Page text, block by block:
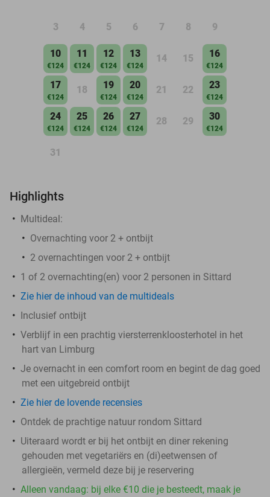
3 4 5 6 7 8 9
10
€124
11
€124
12
€124
13
€124
14 15 16
€124
17
€124
18 19
€124
20
€124
21 22 23
€124
24
€124
25
€124
26
€124
27
€124
28 29 30
€124
31
Highlights
Multideal:
Overnachting voor 2 + ontbijt
2 overnachtingen voor 2 + ontbijt
1 of 2 overnachting(en) voor 2 personen in Sittard
Zie hier de inhoud van de multideals
Inclusief ontbijt
Verblijf in een prachtig viersterrenkloosterhotel in het
hart van Limburg
Je overnacht in een comfort room en begint de dag goed
met een uitgebreid ontbijt
Zie hier de lovende recensies
Ontdek de prachtige natuur rondom Sittard
Uiteraard wordt er bij het ontbijt en diner rekening
gehouden met vegetariërs en (di)eetwensen of
allergieën, vermeld deze bij je reservering
Alleen vandaag: bij elke €10 die je besteedt, maak je